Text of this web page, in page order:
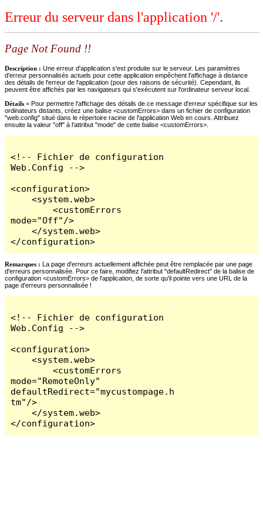
Erreur du serveur dans l'application '/'.
Page Not Found !!
Description : Une erreur d'application s'est produite sur le serveur. Les paramètres
d'erreur personnalisés actuels pour cette application empêchent l'affichage à distance
des détails de l'erreur de l'application (pour des raisons de sécurité). Cependant, ils
peuvent être affichés par les navigateurs qui s'exécutent sur l'ordinateur serveur local.
Détails = Pour permettre l'affichage des détails de ce message d'erreur spécifique sur les
ordinateurs distants, créez une balise <customErrors> dans un fichier de configuration
"web.config" situé dans le répertoire racine de l'application Web en cours. Attribuez
ensuite la valeur "off" à l'attribut "mode" de cette balise <customErrors>.
<!-- Fichier de configuration
Web.Config -->
<configuration>
    <system.web>
        <customErrors
mode="Off"/>
    </system.web>
</configuration>
Remarques : La page d'erreurs actuellement affichée peut être remplacée par une page
d'erreurs personnalisée. Pour ce faire, modifiez l'attribut "defaultRedirect" de la balise de
configuration <customErrors> de l'application, de sorte qu'il pointe vers une URL de la
page d'erreurs personnalisée !
<!-- Fichier de configuration
Web.Config -->
<configuration>
    <system.web>
        <customErrors
mode="RemoteOnly"
defaultRedirect="mycustompage.h
tm"/>
    </system.web>
</configuration>